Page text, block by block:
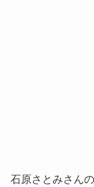
石原さとみさん